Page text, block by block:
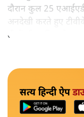
दौरान कुल 25
अनदेखी करते हुए
तीनों भी शामिल थे।
सत्य हिन्दी ऐप